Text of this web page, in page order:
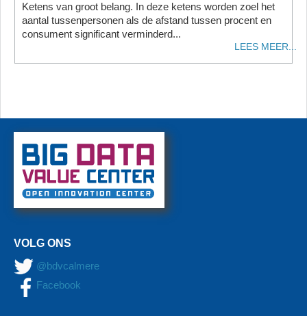
Ketens van groot belang. In deze ketens worden zoel het
aantal tussenpersonen als de afstand tussen procent en
consument significant verminderd...
LEES MEER...
VOLG ONS
@bdvcalmere
Facebook